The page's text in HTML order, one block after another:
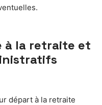
à la retraite et
départ à la retraite